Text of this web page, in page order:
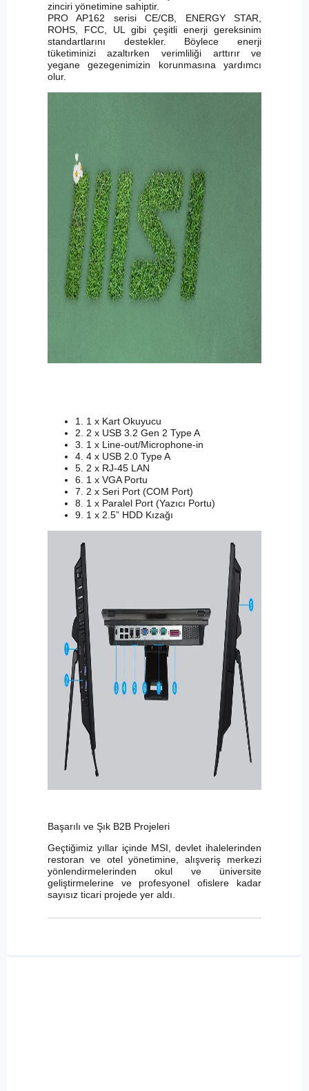
zinciri yönetimine sahiptir.
PRO AP162 serisi CE/CB, ENERGY STAR,
ROHS, FCC, UL gibi çeşitli enerji gereksinim
standartlarını destekler. Böylece enerji
tüketiminizi azaltırken verimliliği arttırır ve
yegane gezegenimizin korunmasına yardımcı
olur.
1. 1 x Kart Okuyucu
2. 2 x USB 3.2 Gen 2 Type A
3. 1 x Line-out/Microphone-in
4. 4 x USB 2.0 Type A
5. 2 x RJ-45 LAN
6. 1 x VGA Portu
7. 2 x Seri Port (COM Port)
8. 1 x Paralel Port (Yazıcı Portu)
9. 1 x 2.5” HDD Kızağı
Başarılı ve Şık B2B Projeleri
Geçtiğimiz yıllar içinde MSI, devlet ihalelerinden
restoran ve otel yönetimine, alışveriş merkezi
yönlendirmelerinden okul ve üniversite
geliştirmelerine ve profesyonel ofislere kadar
sayısız ticari projede yer aldı.